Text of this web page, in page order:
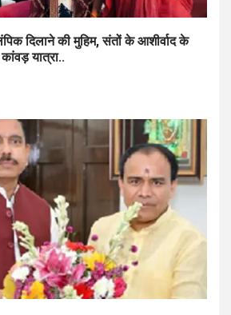
दिलाने की मुहिम, संतों के आशीर्वाद के
यात्रा..